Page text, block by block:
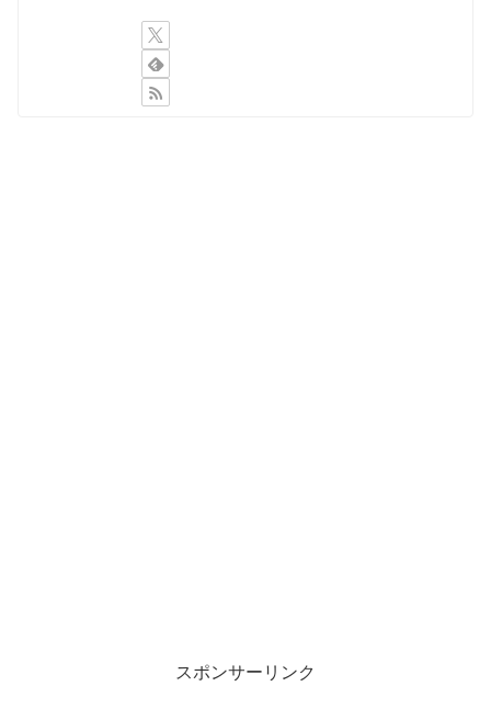
スポンサーリンク